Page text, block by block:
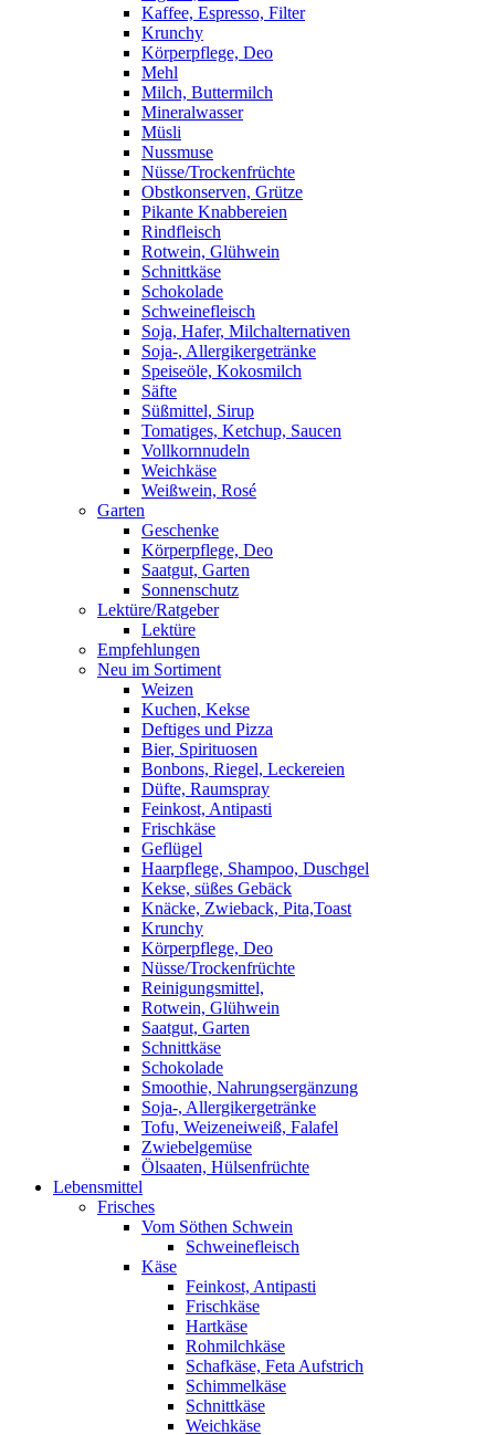
Kaffee, Espresso, Filter
Krunchy
Körperpflege, Deo
Mehl
Milch, Buttermilch
Mineralwasser
Müsli
Nussmuse
Nüsse/Trockenfrüchte
Obstkonserven, Grütze
Pikante Knabbereien
Rindfleisch
Rotwein, Glühwein
Schnittkäse
Schokolade
Schweinefleisch
Soja, Hafer, Milchalternativen
Soja-, Allergikergetränke
Speiseöle, Kokosmilch
Säfte
Süßmittel, Sirup
Tomatiges, Ketchup, Saucen
Vollkornnudeln
Weichkäse
Weißwein, Rosé
Garten
Geschenke
Körperpflege, Deo
Saatgut, Garten
Sonnenschutz
Lektüre/Ratgeber
Lektüre
Empfehlungen
Neu im Sortiment
Weizen
Kuchen, Kekse
Deftiges und Pizza
Bier, Spirituosen
Bonbons, Riegel, Leckereien
Düfte, Raumspray
Feinkost, Antipasti
Frischkäse
Geflügel
Haarpflege, Shampoo, Duschgel
Kekse, süßes Gebäck
Knäcke, Zwieback, Pita,Toast
Krunchy
Körperpflege, Deo
Nüsse/Trockenfrüchte
Reinigungsmittel,
Rotwein, Glühwein
Saatgut, Garten
Schnittkäse
Schokolade
Smoothie, Nahrungsergänzung
Soja-, Allergikergetränke
Tofu, Weizeneiweiß, Falafel
Zwiebelgemüse
Ölsaaten, Hülsenfrüchte
Lebensmittel
Frisches
Vom Söthen Schwein
Schweinefleisch
Käse
Feinkost, Antipasti
Frischkäse
Hartkäse
Rohmilchkäse
Schafkäse, Feta Aufstrich
Schimmelkäse
Schnittkäse
Weichkäse